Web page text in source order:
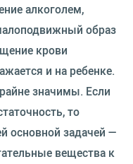
алкоголем,
образ
крови
и на ребенке.
значимы. Если
то
основной задачей —
вещества к